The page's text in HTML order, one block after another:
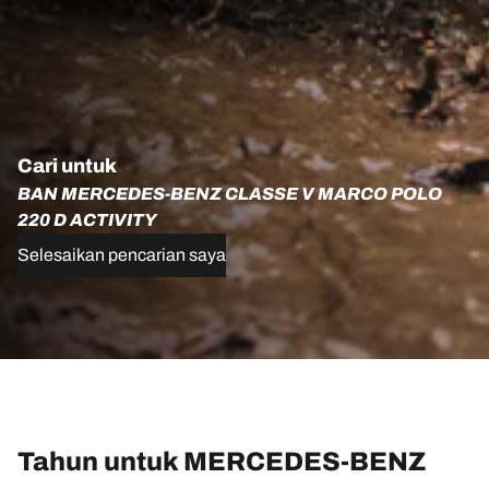
Cari untuk
BAN MERCEDES-BENZ CLASSE V MARCO POLO
220 D ACTIVITY
Selesaikan pencarian saya
Tahun untuk MERCEDES-BENZ